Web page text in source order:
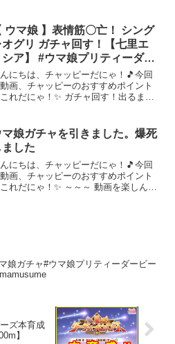
の由来は叫びながらゲームをするから
ム、ア...
ウマ娘 】表情筋〇亡！ シング
オグリ ガチャ回す！【七里エ
シア】 #ウマ娘プリティーダー
ーにちは、チャッピーだにゃ！🎵今回
画、チャッピーのおすすめポイント
れだにゃ！✨ ガチャ回す！出るまで
ます。【ウマ娘公式さま】【サムネ
ラスト】西尾洋一さ...
マ娘ガチャを引きました。爆死
ました
んにちは、チャッピーだにゃ！🎵今回
画、チャッピーのおすすめポイント
れだにゃ！✨ ～～～ 動画を楽しんだ
娘ガチャ#ウマ娘プリティーダービー
ズ本育成
】